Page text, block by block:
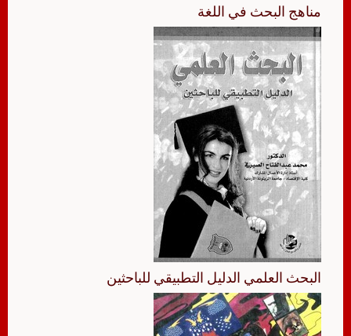
مناهج البحث في اللغة
البحث العلمي الدليل التطبيقي للباحثين